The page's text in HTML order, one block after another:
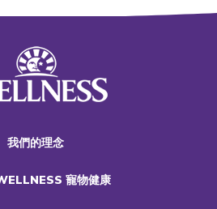
我們的理念
寵物健康